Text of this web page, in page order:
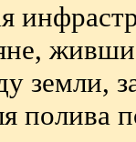
земли,
полива